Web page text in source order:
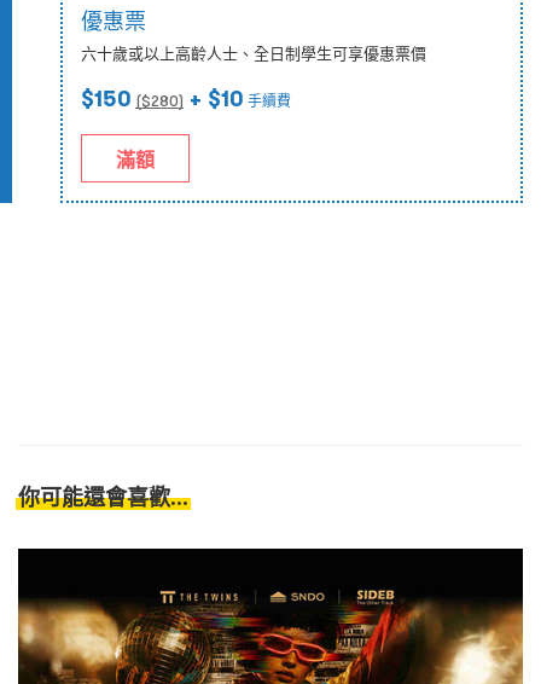
優惠票
六⼗歲或以上⾼齡⼈⼠、全⽇制學⽣可享優惠票價
$150 ($280) + $10 手續費
滿額
你可能還會喜歡...